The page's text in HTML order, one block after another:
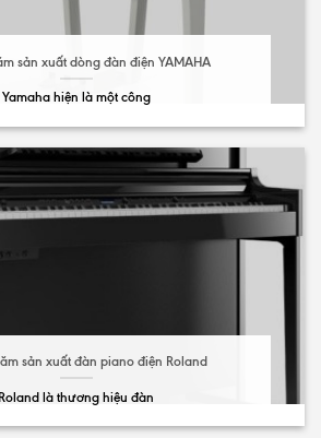
sản xuất dòng đàn điện YAMAHA
Yamaha hiện là một công
sản xuất đàn piano điện Roland
Roland là thương hiệu đàn